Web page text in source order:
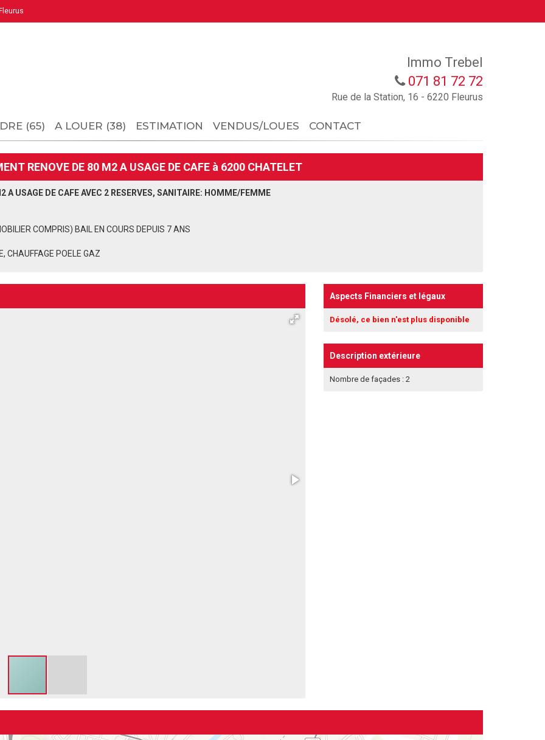
Immo Trebel
071 81 72 72
Rue de la Station, 16 - 6220 Fleurus
(65) A LOUER (38) ESTIMATION VENDUS/LOUES CONTACT
RENOVE DE 80 M2 A USAGE DE CAFE à 6200 CHATELET
A USAGE DE CAFE AVEC 2 RESERVES, SANITAIRE: HOMME/FEMME
COMPRIS) BAIL EN COURS DEPUIS 7 ANS
CHAUFFAGE POELE GAZ
Aspects Financiers et légaux
Désolé, ce bien n'est plus disponible
Description extérieure
Nombre de façades : 2